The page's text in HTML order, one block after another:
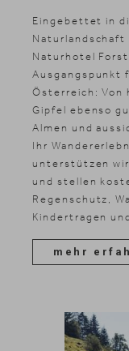
Eingebettet in
Naturlandschaft
Naturhotel
Ausgangspunkt
Österreich: Von
Gipfel ebenso
Almen und
Ihr
unterstützen wir
und stellen
Regenschutz,
Kindertragen
mehr